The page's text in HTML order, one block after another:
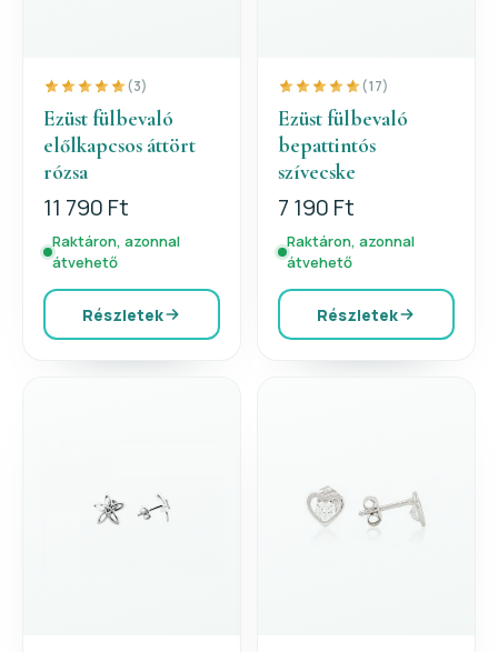
(3)
Ezüst fülbevaló
előlkapcsos áttört
rózsa
11 790 Ft
Raktáron, azonnal
átvehető
Részletek
(17)
Ezüst fülbevaló
bepattintós
szívecske
7 190 Ft
Raktáron, azonnal
átvehető
Részletek